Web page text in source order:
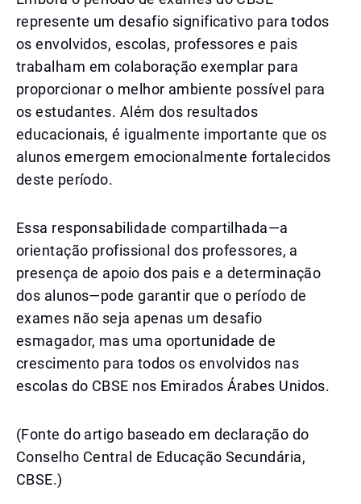
represente um desafio significativo para todos
os envolvidos, escolas, professores e pais
trabalham em colaboração exemplar para
proporcionar o melhor ambiente possível para
os estudantes. Além dos resultados
educacionais, é igualmente importante que os
alunos emergem emocionalmente fortalecidos
deste período.
Essa responsabilidade compartilhada—a
orientação profissional dos professores, a
presença de apoio dos pais e a determinação
dos alunos—pode garantir que o período de
exames não seja apenas um desafio
esmagador, mas uma oportunidade de
crescimento para todos os envolvidos nas
escolas do CBSE nos Emirados Árabes Unidos.
(Fonte do artigo baseado em declaração do
Conselho Central de Educação Secundária,
CBSE.)